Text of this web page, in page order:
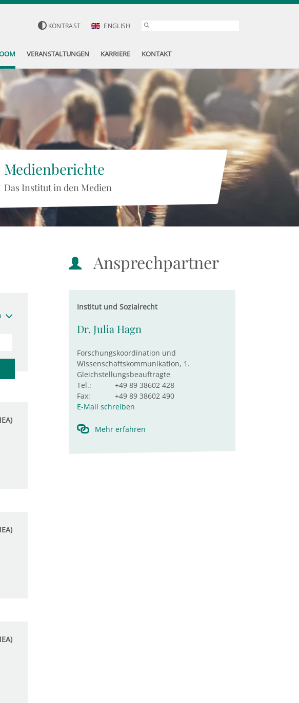
KONTRAST ENGLISH
VERANSTALTUNGEN KARRIERE KONTAKT
Medienberichte
Das Institut in den Medien
Ansprechpartner
Institut und Sozialrecht
Dr. Julia Hagn
Forschungskoordination und
Wissenschaftskommunikation, 1.
Gleichstellungsbeauftragte
Tel.:
+49 89 38602 428
Fax:
+49 89 38602 490
E-Mail schreiben
Mehr erfahren